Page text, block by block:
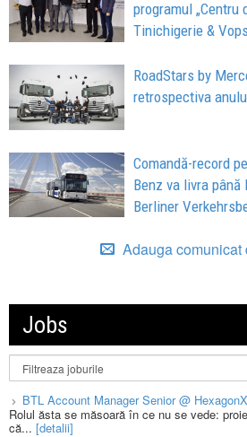
programul „Centru
Tinichigerie &
RoadStars by
retrospectiva
Comandă-record
Benz va livra
Berliner
Adauga comunicat
Jobs
BTL Account Manager Senior @
Rolul ăsta se măsoară în ce nu se vede:
că... [detalii]